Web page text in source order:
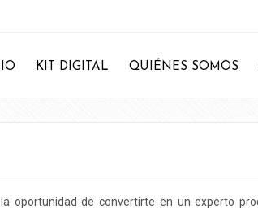
KIT DIGITAL QUIÉNES SOMOS
oportunidad de convertirte en un experto